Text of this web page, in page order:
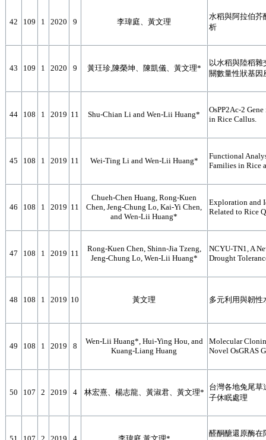
42 109 1 2020 9 李瑋庭、黃文理
水稻與阿拉伯芥
析
43 109 1 2020 9 黃玨珍,陳榮坤、陳凱儀、黃文理*
以水稻與陸稻
關數量性狀基因
44 108 1 2019 11 Shu-Chian Li and Wen-Lii Huang*
OsPP2Ac-2
in Rice Callus.
45 108 1 2019 11 Wei-Ting Li and Wen-Lii Huang*
Functional
Families in Rice
46 108 1 2019 11
Chueh-Chen Huang, Rong-Kuen
Chen, Jeng-Chung Lo, Kai-Yi Chen,
and Wen-Lii Huang*
Exploration and
Related to Rice
47 108 1 2019 11
Rong-Kuen Chen, Shinn-Jia Tzeng,
Jeng-Chung Lo, Wen-Lii Huang*
NCYU-TN1, A
Drought
48 108 1 2019 10 黃文理 多元利用與韌性
49 108 1 2019 8
Wen-Lii Huang*, Hui-Ying Hou, and
Kuang-Liang Huang
Molecular
Novel OsGRAS
50 107 2 2019 4 林宏熹、楊志龍、黃淑君、黃文理*
台灣各地兔尾草
子休眠處理
醛酮醣還原酶在